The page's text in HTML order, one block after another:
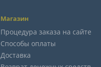
Магазин
Процедура заказа на сайте
Способы оплаты
Доставка